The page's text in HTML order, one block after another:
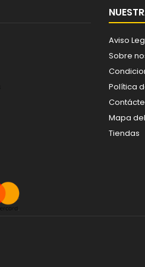
Aviso
Sobre
Política
Mapa
Tiendas